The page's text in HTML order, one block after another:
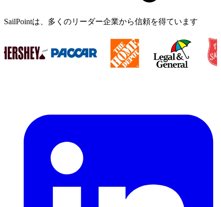
SailPointは、多くのリーダー企業から信頼を得ています